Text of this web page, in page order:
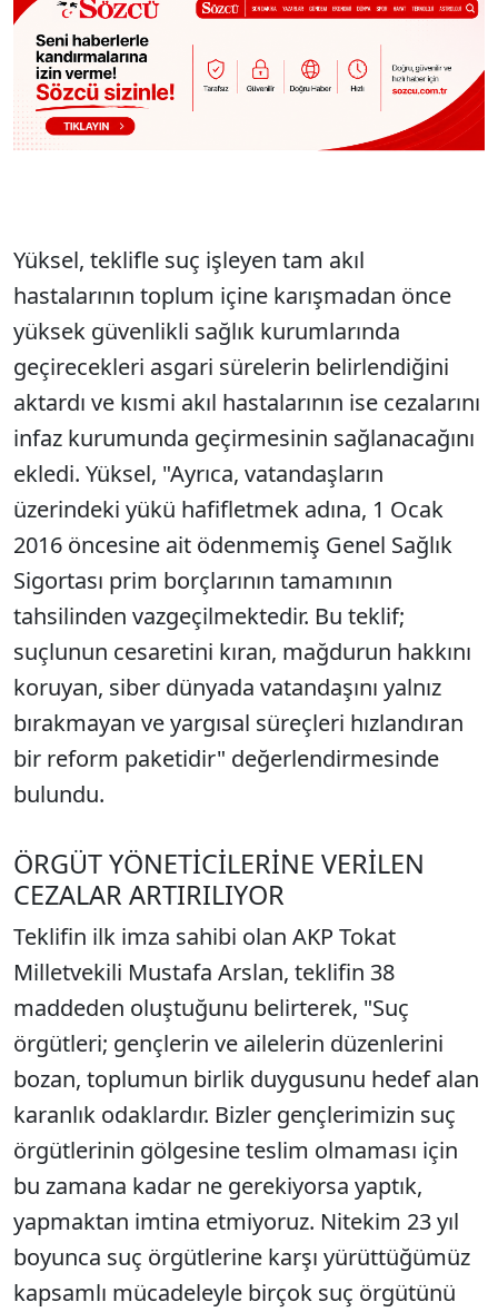
Yüksel, teklifle suç işleyen tam akıl
hastalarının toplum içine karışmadan önce
yüksek güvenlikli sağlık kurumlarında
geçirecekleri asgari sürelerin belirlendiğini
aktardı ve kısmi akıl hastalarının ise cezalarını
infaz kurumunda geçirmesinin sağlanacağını
ekledi. Yüksel, "Ayrıca, vatandaşların
üzerindeki yükü hafifletmek adına, 1 Ocak
2016 öncesine ait ödenmemiş Genel Sağlık
Sigortası prim borçlarının tamamının
tahsilinden vazgeçilmektedir. Bu teklif;
suçlunun cesaretini kıran, mağdurun hakkını
koruyan, siber dünyada vatandaşını yalnız
bırakmayan ve yargısal süreçleri hızlandıran
bir reform paketidir" değerlendirmesinde
bulundu.
ÖRGÜT YÖNETİCİLERİNE VERİLEN
CEZALAR ARTIRILIYOR
Teklifin ilk imza sahibi olan AKP Tokat
Milletvekili Mustafa Arslan, teklifin 38
maddeden oluştuğunu belirterek, "Suç
örgütleri; gençlerin ve ailelerin düzenlerini
bozan, toplumun birlik duygusunu hedef alan
karanlık odaklardır. Bizler gençlerimizin suç
örgütlerinin gölgesine teslim olmaması için
bu zamana kadar ne gerekiyorsa yaptık,
yapmaktan imtina etmiyoruz. Nitekim 23 yıl
boyunca suç örgütlerine karşı yürüttüğümüz
kapsamlı mücadeleyle birçok suç örgütünü